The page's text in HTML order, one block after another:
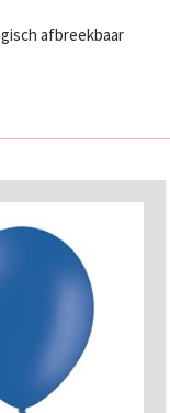
afbreekbaar